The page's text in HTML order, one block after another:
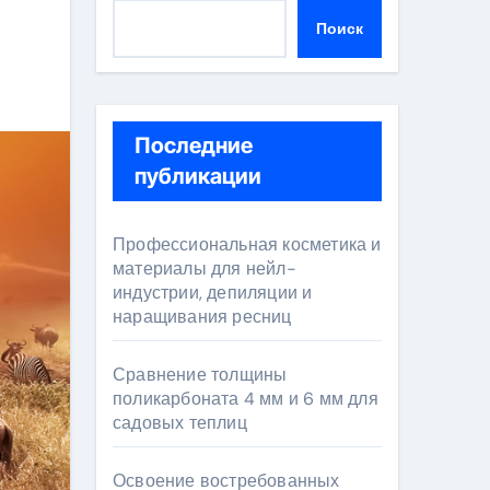
Поиск
Последние
публикации
Профессиональная косметика и
материалы для нейл-
индустрии, депиляции и
наращивания ресниц
Сравнение толщины
поликарбоната 4 мм и 6 мм для
садовых теплиц
Освоение востребованных